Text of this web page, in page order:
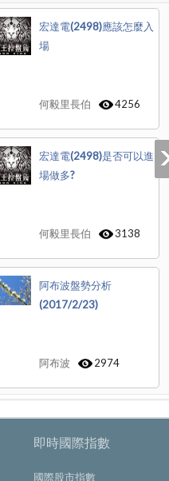
宏達電(2498)應該怎麼入
場
何毅里長伯 4256
宏達電(2498)是否可以進
場做多?
何毅里長伯 3138
阿布波盤勢分析
(2017/2/23)
阿布波 2974
即時國際指數
國際股市指數